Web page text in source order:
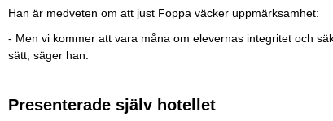
Han är medveten om att just Foppa väcker uppmärksamhet:
- Men vi kommer att vara måna om elevernas integritet och
sätt, säger han.
Presenterade själv hotellet